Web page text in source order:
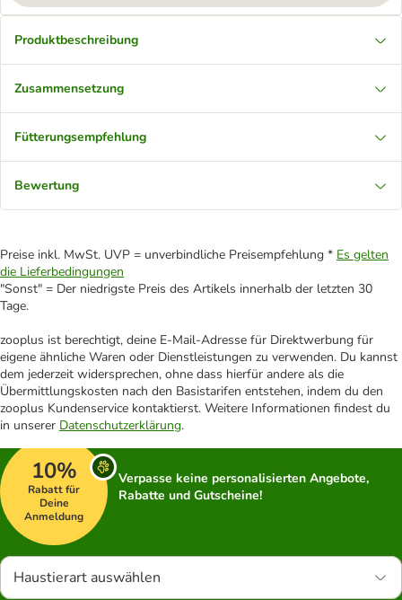
Produktbeschreibung
Zusammensetzung
Fütterungsempfehlung
Bewertung
Preise inkl. MwSt. UVP = unverbindliche Preisempfehlung * Es gelten
die Lieferbedingungen
"Sonst" = Der niedrigste Preis des Artikels innerhalb der letzten 30
Tage.
zooplus ist berechtigt, deine E-Mail-Adresse für Direktwerbung für
eigene ähnliche Waren oder Dienstleistungen zu verwenden. Du kannst
dem jederzeit widersprechen, ohne dass hierfür andere als die
Übermittlungskosten nach den Basistarifen entstehen, indem du den
zooplus Kundenservice kontaktierst. Weitere Informationen findest du
in unserer Datenschutzerklärung.
10%
Rabatt für
Deine
Anmeldung
Verpasse keine personalisierten Angebote,
Rabatte und Gutscheine!
Haustierart auswählen